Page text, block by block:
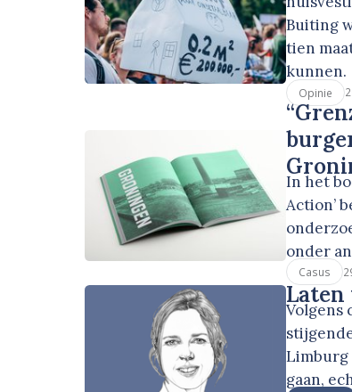
Buiting
tien
kunnen.
Opinie
In het
Action’
onder
Casus
Laten
Volgens
Limburg
gaan,